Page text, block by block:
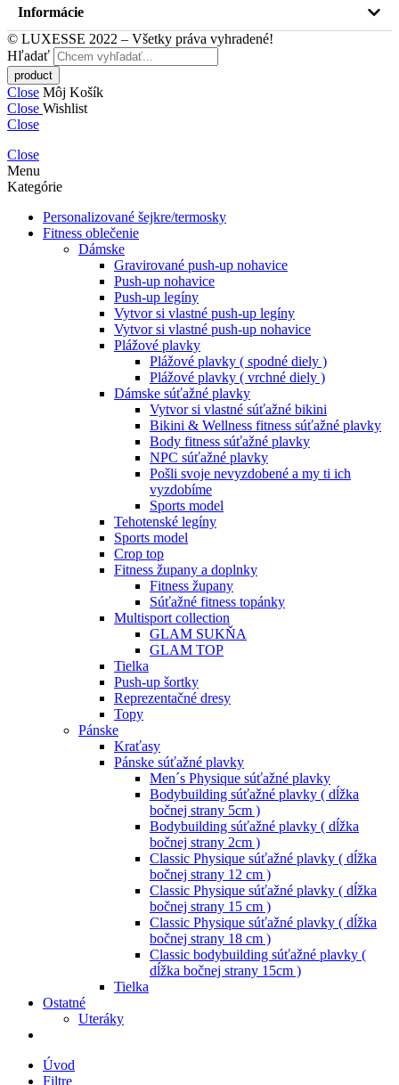
Informácie
© LUXESSE 2022 – Všetky práva vyhradené!
Hľadať
Close Môj Košík
Close Wishlist
Close
Close
Menu
Kategórie
Personalizované šejkre/termosky
Fitness oblečenie
Dámske
Gravirované push-up nohavice
Push-up nohavice
Push-up legíny
Vytvor si vlastné push-up legíny
Vytvor si vlastné push-up nohavice
Plážové plavky
Plážové plavky ( spodné diely )
Plážové plavky ( vrchné diely )
Dámske súťažné plavky
Vytvor si vlastné súťažné bikini
Bikini & Wellness fitness súťažné plavky
Body fitness súťažné plavky
NPC súťažné plavky
Pošli svoje nevyzdobené a my ti ich
vyzdobíme
Sports model
Tehotenské legíny
Sports model
Crop top
Fitness župany a doplnky
Fitness župany
Súťažné fitness topánky
Multisport collection
GLAM SUKŇA
GLAM TOP
Tielka
Push-up šortky
Reprezentačné dresy
Topy
Pánske
Kraťasy
Pánske súťažné plavky
Men´s Physique súťažné plavky
Bodybuilding súťažné plavky ( dĺžka
bočnej strany 5cm )
Bodybuilding súťažné plavky ( dĺžka
bočnej strany 2cm )
Classic Physique súťažné plavky ( dĺžka
bočnej strany 12 cm )
Classic Physique súťažné plavky ( dĺžka
bočnej strany 15 cm )
Classic Physique súťažné plavky ( dĺžka
bočnej strany 18 cm )
Classic bodybuilding súťažné plavky (
dĺžka bočnej strany 15cm )
Tielka
Ostatné
Uteráky
Úvod
Filtre